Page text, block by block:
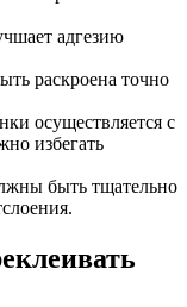
адгезию
раскроена точно
осуществляется с
избегать
быть тщательно